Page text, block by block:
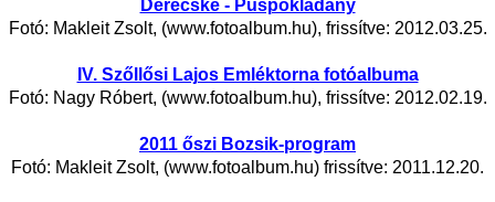
Derecske - Püspökladány
Fotó: Makleit Zsolt, (www.fotoalbum.hu), frissítve: 2012.03.25.
IV. Szőllősi Lajos Emléktorna fotóalbuma
Fotó: Nagy Róbert, (www.fotoalbum.hu), frissítve: 2012.02.19.
2011 őszi Bozsik-program
Fotó: Makleit Zsolt, (www.fotoalbum.hu) frissítve: 2011.12.20.